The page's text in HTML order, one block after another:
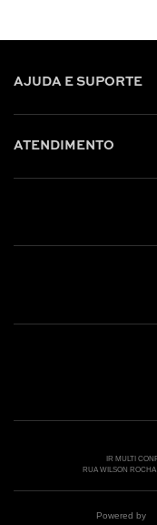
AJUDA E SUPORTE
ATENDIMENTO
Nossas Lojas
IR MULTI
RUA WILSON
Powered by